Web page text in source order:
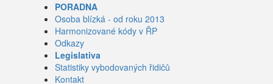
PORADNA
Osoba blízká - od roku 2013
Harmonizované kódy v ŘP
Odkazy
Legislativa
Statistiky vybodovaných řidičů
Kontakt